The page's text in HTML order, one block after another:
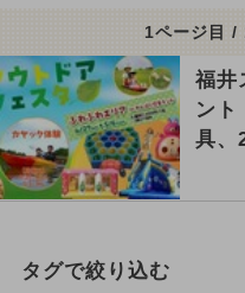
1ページ目 /
福井
ン
具、
タグで絞り込む